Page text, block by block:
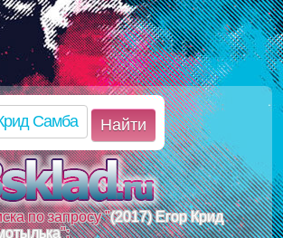
Найти
по запросу "(2017) Егор Крид
":